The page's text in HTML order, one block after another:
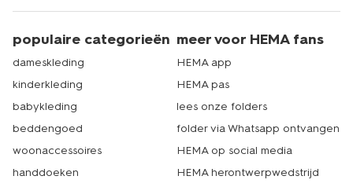
populaire categorieën
dameskleding
kinderkleding
babykleding
beddengoed
woonaccessoires
handdoeken
meer voor HEMA fans
HEMA app
HEMA pas
lees onze folders
folder via Whatsapp ontvangen
HEMA op social media
HEMA herontwerpwedstrijd